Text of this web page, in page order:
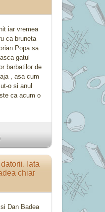
iar vremea
ca bruneta
Popa sa
gatul
barbatilor de
, asa cum
o si anul
ca acum o
Iata
chiar
si Dan Badea